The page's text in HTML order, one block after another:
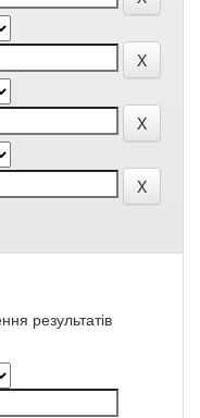
результатів